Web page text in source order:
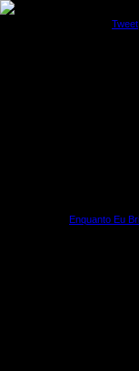
Tweet